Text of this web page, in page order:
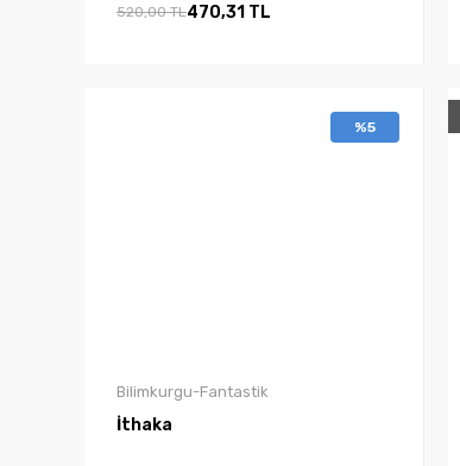
520,00 TL470,31 TL
%5
Bilimkurgu-Fantastik
İthaka